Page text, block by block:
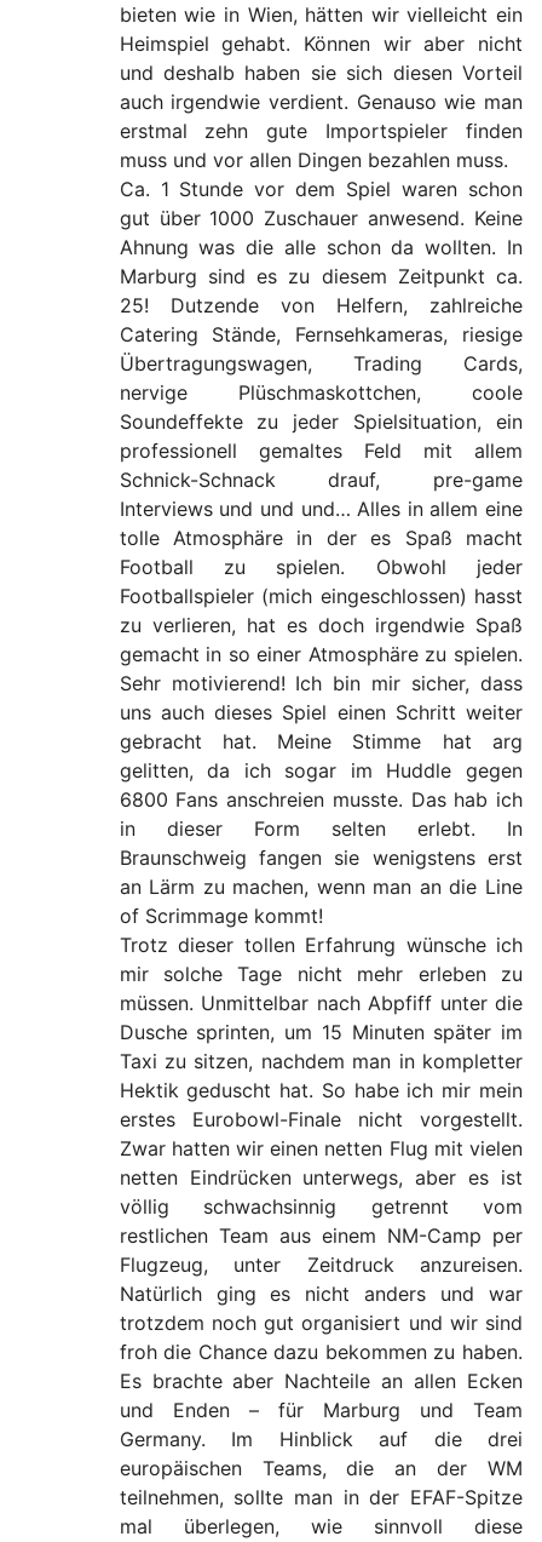
bieten wie in Wien, hätten wir vielleicht ein
Heimspiel gehabt. Können wir aber nicht
und deshalb haben sie sich diesen Vorteil
auch irgendwie verdient. Genauso wie man
erstmal zehn gute Importspieler finden
muss und vor allen Dingen bezahlen muss.
Ca. 1 Stunde vor dem Spiel waren schon
gut über 1000 Zuschauer anwesend. Keine
Ahnung was die alle schon da wollten. In
Marburg sind es zu diesem Zeitpunkt ca.
25! Dutzende von Helfern, zahlreiche
Catering Stände, Fernsehkameras, riesige
Übertragungswagen, Trading Cards,
nervige Plüschmaskottchen, coole
Soundeffekte zu jeder Spielsituation, ein
professionell gemaltes Feld mit allem
Schnick-Schnack drauf, pre-game
Interviews und und und… Alles in allem eine
tolle Atmosphäre in der es Spaß macht
Football zu spielen. Obwohl jeder
Footballspieler (mich eingeschlossen) hasst
zu verlieren, hat es doch irgendwie Spaß
gemacht in so einer Atmosphäre zu spielen.
Sehr motivierend! Ich bin mir sicher, dass
uns auch dieses Spiel einen Schritt weiter
gebracht hat. Meine Stimme hat arg
gelitten, da ich sogar im Huddle gegen
6800 Fans anschreien musste. Das hab ich
in dieser Form selten erlebt. In
Braunschweig fangen sie wenigstens erst
an Lärm zu machen, wenn man an die Line
of Scrimmage kommt!
Trotz dieser tollen Erfahrung wünsche ich
mir solche Tage nicht mehr erleben zu
müssen. Unmittelbar nach Abpfiff unter die
Dusche sprinten, um 15 Minuten später im
Taxi zu sitzen, nachdem man in kompletter
Hektik geduscht hat. So habe ich mir mein
erstes Eurobowl-Finale nicht vorgestellt.
Zwar hatten wir einen netten Flug mit vielen
netten Eindrücken unterwegs, aber es ist
völlig schwachsinnig getrennt vom
restlichen Team aus einem NM-Camp per
Flugzeug, unter Zeitdruck anzureisen.
Natürlich ging es nicht anders und war
trotzdem noch gut organisiert und wir sind
froh die Chance dazu bekommen zu haben.
Es brachte aber Nachteile an allen Ecken
und Enden – für Marburg und Team
Germany. Im Hinblick auf die drei
europäischen Teams, die an der WM
teilnehmen, sollte man in der EFAF-Spitze
mal überlegen, wie sinnvoll diese